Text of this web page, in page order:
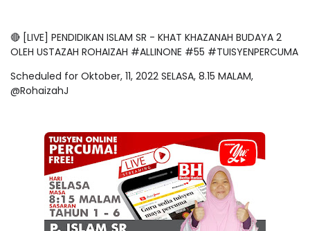
🔴 [LIVE] PENDIDIKAN ISLAM SR - KHAT KHAZANAH BUDAYA 2
OLEH USTAZAH ROHAIZAH #ALLINONE #55 #TUISYENPERCUMA
Scheduled for Oktober, 11, 2022 SELASA, 8.15 MALAM,
@RohaizahJ